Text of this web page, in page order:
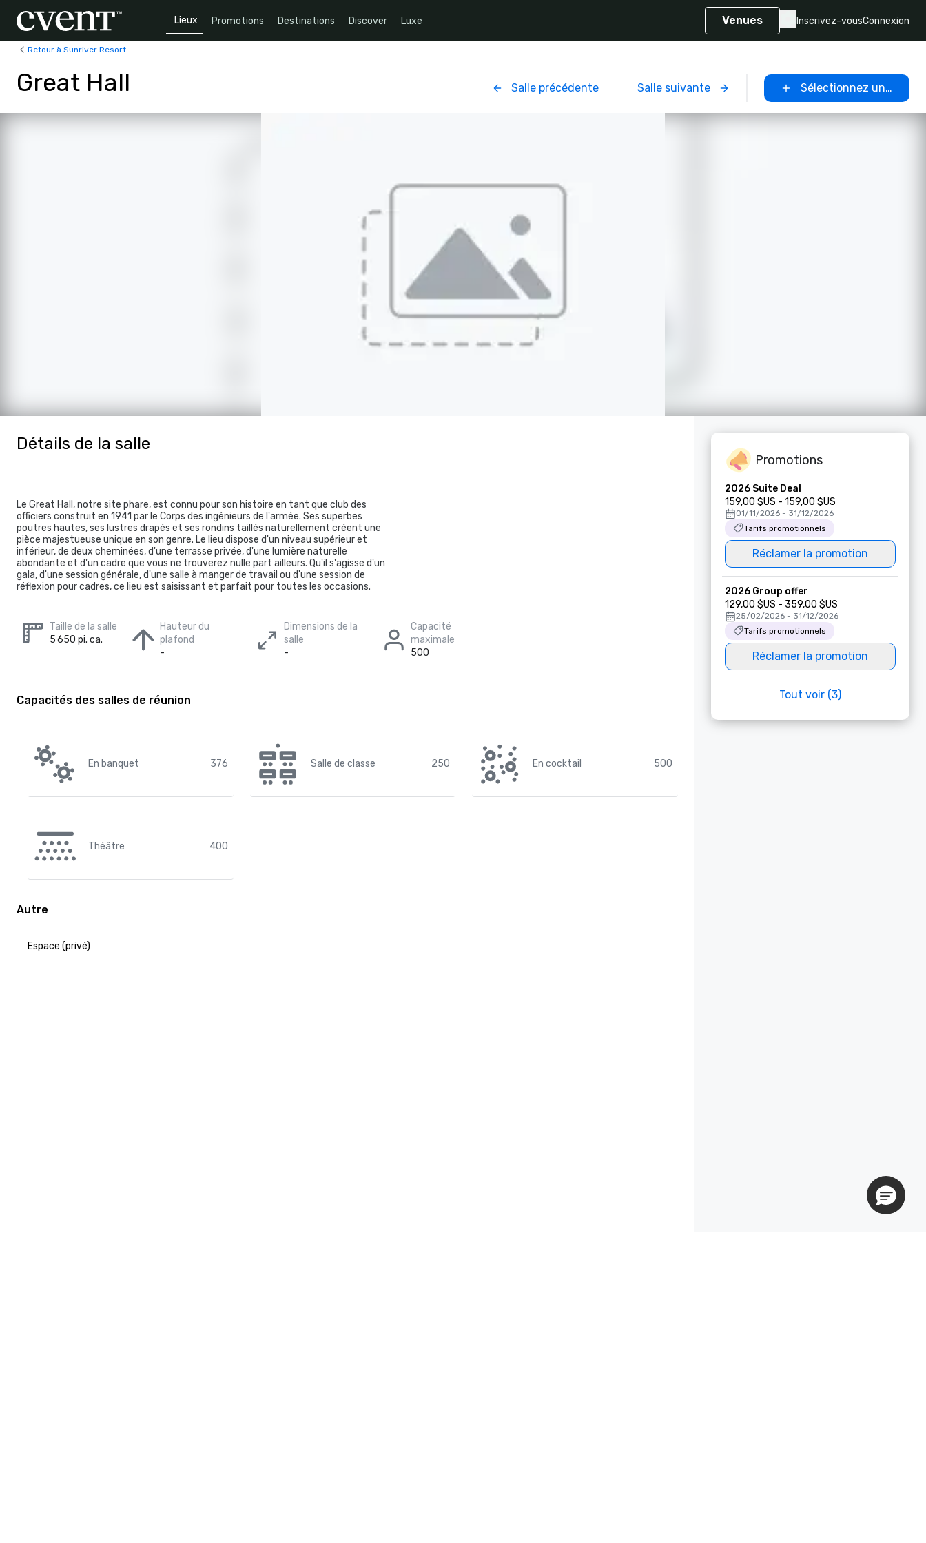
Lieux Promotions Destinations Discover Luxe Venues Inscrivez-vousConnexion
Retour à Sunriver Resort
Great Hall Salle précédente Salle suivante Sélectionnez un lieu
Détails de la salle
Le Great Hall, notre site phare, est connu pour son histoire en tant que club des
officiers construit en 1941 par le Corps des ingénieurs de l'armée. Ses superbes
poutres hautes, ses lustres drapés et ses rondins taillés naturellement créent une
pièce majestueuse unique en son genre. Le lieu dispose d'un niveau supérieur et
inférieur, de deux cheminées, d'une terrasse privée, d'une lumière naturelle
abondante et d'un cadre que vous ne trouverez nulle part ailleurs. Qu'il s'agisse d'un
gala, d'une session générale, d'une salle à manger de travail ou d'une session de
réflexion pour cadres, ce lieu est saisissant et parfait pour toutes les occasions.
Taille de la salle
5 650 pi. ca.
Hauteur du
plafond
-
Dimensions de la
salle
-
Capacité
maximale
500
Capacités des salles de réunion
En banquet 376 Salle de classe 250 En cocktail 500
Théâtre 400
Autre
Espace (privé)
Promotions
2026 Suite Deal
159,00 $US - 159,00 $US
01/11/2026 - 31/12/2026
Tarifs promotionnels
Réclamer la promotion
2026 Group offer
129,00 $US - 359,00 $US
25/02/2026 - 31/12/2026
Tarifs promotionnels
Réclamer la promotion
Tout voir (3)